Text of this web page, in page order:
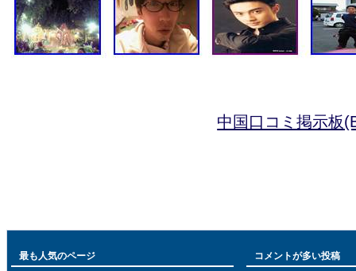
中国口コミ掲示板
最も人気のページ コメントが多い投稿